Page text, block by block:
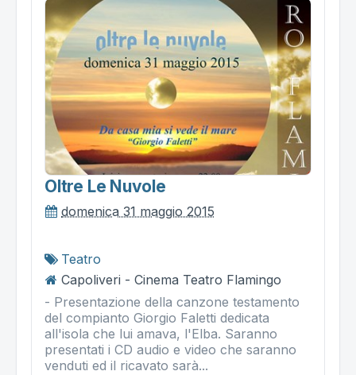
Oltre Le Nuvole
domenica 31 maggio 2015
Teatro
Capoliveri - Cinema Teatro Flamingo
- Presentazione della canzone testamento
del compianto Giorgio Faletti dedicata
all'isola che lui amava, l'Elba. Saranno
presentati i CD audio e video che saranno
venduti ed il ricavato sarà...